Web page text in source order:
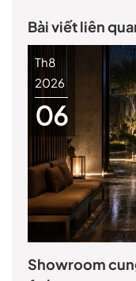
Bài viết liên
Th8
2026
06
Showroom